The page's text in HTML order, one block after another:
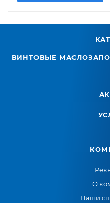
ВИНТОВЫЕ
О
Наши